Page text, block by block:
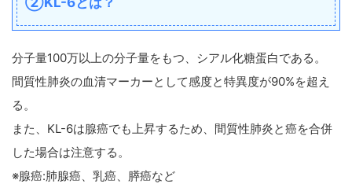
分子量100万以上の分子量をもつ、シアル化糖蛋白である。
間質性肺炎の血清マーカーとして感度と特異度が90%を超え
る。
また、KL-6は腺癌でも上昇するため、間質性肺炎と癌を合併
した場合は注意する。
※腺癌:肺腺癌、乳癌、膵癌など